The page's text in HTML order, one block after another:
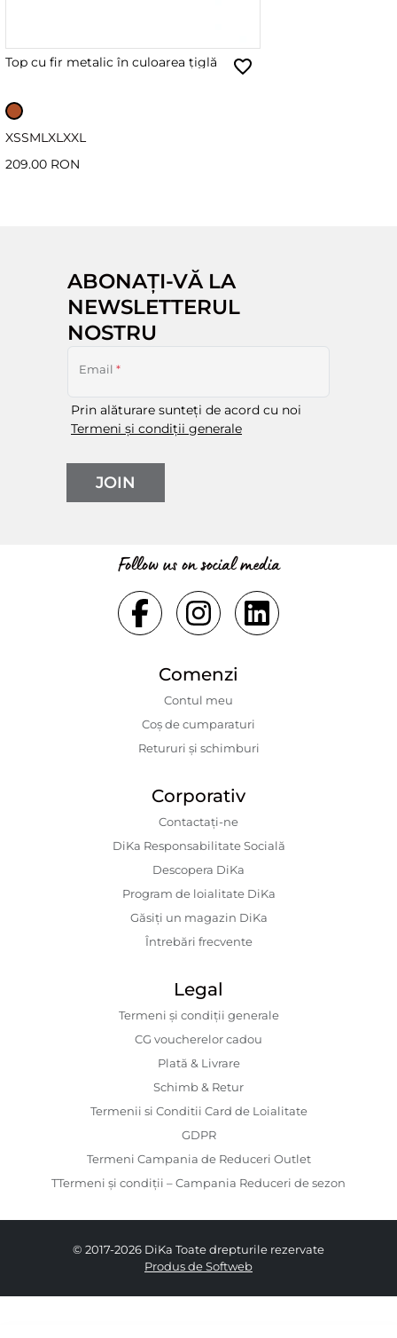
Top cu fir metalic în culoarea țiglă
XSSML XL XXL
209.00 RON
ABONAȚI-VĂ LA
NEWSLETTERUL
NOSTRU
Email *
Prin alăturare sunteți de acord cu noi
Termeni și condiții generale
JOIN
Follow us on social media
Comenzi
Contul meu
Coș de cumparaturi
Retururi și schimburi
Corporativ
Contactaţi-ne
DiKa Responsabilitate Socială
Descopera DiKa
Program de loialitate DiKa
Găsiți un magazin DiKa
Întrebări frecvente
Legal
Termeni și condiții generale
CG voucherelor cadou
Plată & Livrare
Schimb & Retur
Termenii si Conditii Card de Loialitate
GDPR
Termeni Campania de Reduceri Outlet
TTermeni și condiții – Campania Reduceri de sezon
© 2017-2026 DiKa Toate drepturile rezervate
Produs de Softweb